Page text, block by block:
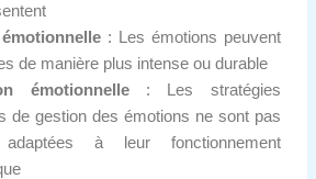
: Les émotions peuvent
de manière plus intense ou durable
émotionnelle: Les stratégies
de gestion des émotions ne sont pas
adaptées à leur fonctionnement